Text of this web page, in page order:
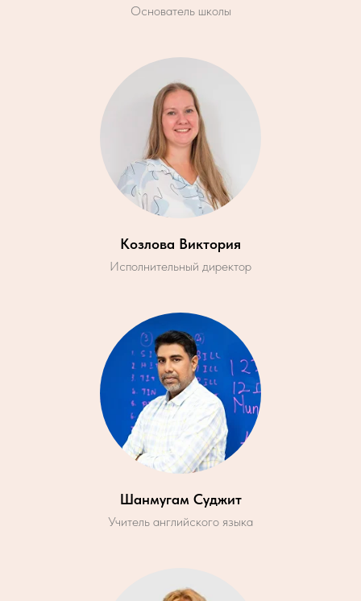
Основатель школы
Козлова Виктория
Исполнительный директор
Шанмугам Суджит
Учитель английского языка